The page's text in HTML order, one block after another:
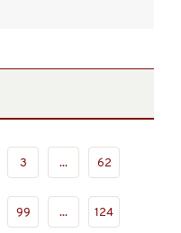
3 ... 62
99 ... 124